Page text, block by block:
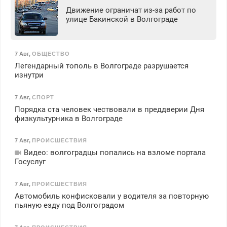
Движение ограничат из-за работ по
улице Бакинской в Волгограде
7 Авг, ОБЩЕСТВО
Легендарный тополь в Волгограде разрушается
изнутри
7 Авг, СПОРТ
Порядка ста человек чествовали в преддверии Дня
физкультурника в Волгограде
7 Авг, ПРОИСШЕСТВИЯ
Видео: волгоградцы попались на взломе портала
Госуслуг
7 Авг, ПРОИСШЕСТВИЯ
Автомобиль конфисковали у водителя за повторную
пьяную езду под Волгоградом